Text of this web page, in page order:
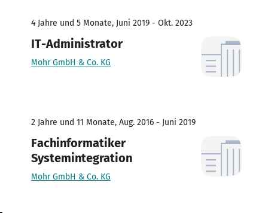
4 Jahre und 5 Monate, Juni 2019 - Okt. 2023
IT-Administrator
Mohr GmbH & Co. KG
2 Jahre und 11 Monate, Aug. 2016 - Juni 2019
Fachinformatiker
Systemintegration
Mohr GmbH & Co. KG